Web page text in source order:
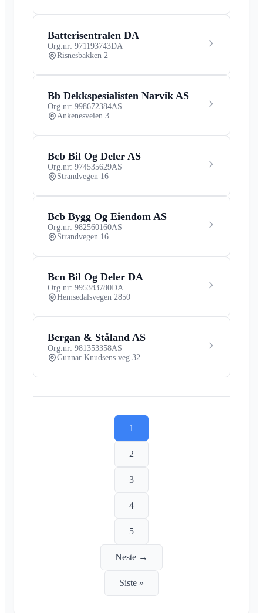
Batterisentralen DA
Org.nr: 971193743DA
Risnesbakken 2
Bb Dekkspesialisten Narvik AS
Org.nr: 998672384AS
Ankenesveien 3
Bcb Bil Og Deler AS
Org.nr: 974535629AS
Strandvegen 16
Bcb Bygg Og Eiendom AS
Org.nr: 982560160AS
Strandvegen 16
Bcn Bil Og Deler DA
Org.nr: 995383780DA
Hemsedalsvegen 2850
Bergan & Ståland AS
Org.nr: 981353358AS
Gunnar Knudsens veg 32
1
2
3
4
5
Neste →
Siste »